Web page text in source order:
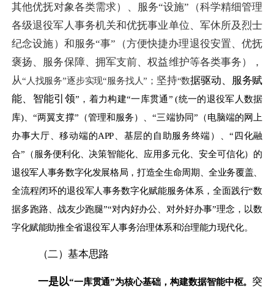
其他优抚对象各类需求）、服务“设施” （科学精细管理
各级退役军人事务机关和优抚事业单位、军休所及烈士
纪念设施）和服务“事” （方便快捷办理退役安置、优抚
褒扬、服务保障、拥军支前、权益维护等各类事务），
从“人找服务”逐步实现“服务找人”； 坚持“数据驱动、服务赋
能、智能引领”，着力构建“一库贯通” (统一的退役军人数据
库)、“两翼支撑”（管理和服务）、“三端协同”（电脑端的网上
办事大厅、移动端的APP、基层的自助服务终端）、“四化融
合”（服务便利化、决策智能化、应用多元化、安全可信化）的
退役军人事务数字化发展格局，打造全生命周期、全业务覆盖、
全流程闭环的退役军人事务数字化赋能服务体系，全面践行“数
据多跑路、战友少跑腿”“对内好办公、对外好办事”理念，以数
字化赋能助推全省退役军人事务治理体系和治理能力现代化。
（二）基本思路
一是以“一库贯通”为核心基础，构建数据智能中枢。 突